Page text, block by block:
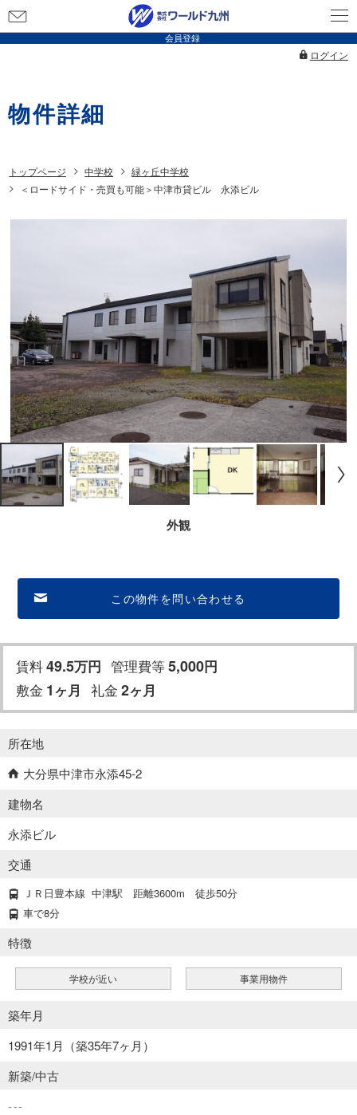
会員登録
ログイン
問
せ
物件詳細
トップページ 中学校
緑ヶ丘中学校
＜ロードサイド・売買も可能＞中津市貸ビル 永添ビル
外観
この物件を問い合わせる
賃料49.5万円 管理費等5,000円
敷金 1 ヶ月 礼金 2ヶ月
所在地
大分県中津市永添45-2
建物名
永添ビル
交通
ＪＲ日豊本線 中津駅 距離3600m
徒歩50分
車で8分
特徴
学校が近い 事業用物件
築年月
1991年1月（築35年7ヶ月）
新築/中古
---